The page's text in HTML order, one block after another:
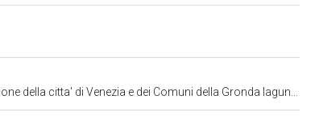
e dei Comuni della Gronda lagunare) Belluno Padova e Treviso